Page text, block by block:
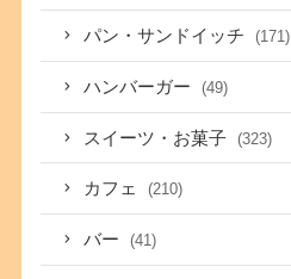
パン・サンドイッチ (171)
ハンバーガー (49)
スイーツ・お菓子 (323)
カフェ (210)
バー (41)